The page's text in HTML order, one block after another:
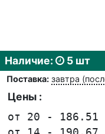
Наличие: 5 шт
Поставка: завтра
Цены :
от 20 - 186.51